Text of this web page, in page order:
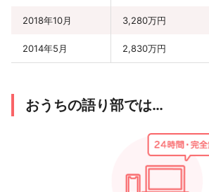
2018年10月 3,280万円
2014年5月 2,830万円
おうちの語り部では…